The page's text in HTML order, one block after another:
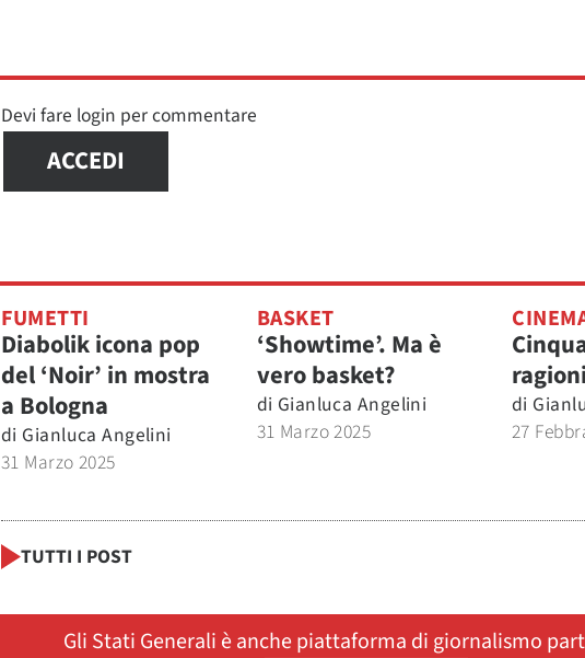
Devi fare login per commentare
ACCEDI
FUMETTI
Diabolik icona pop
del ‘Noir’ in mostra
a Bologna
di Gianluca Angelini
31 Marzo 2025
BASKET
‘Showtime’. Ma è
vero basket?
di Gianluca Angelini
31 Marzo 2025
di
27
TUTTI I POST
Gli Stati Generali è anche piattaforma di giornalismo